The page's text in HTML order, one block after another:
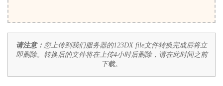
请注意： 您上传到我们服务器的123DX file文件转换完成后将立
即删除。转换后的文件将在上传4小时后删除，请在此时间之前
下载。